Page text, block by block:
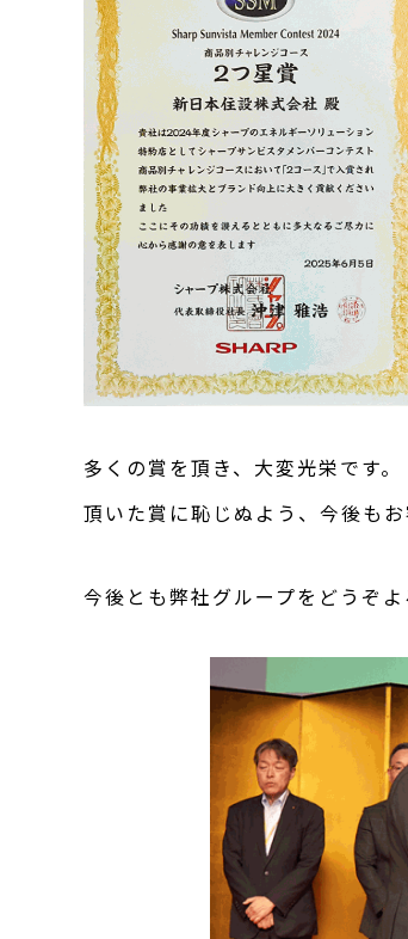
多くの賞を頂き、大変光栄です。
頂いた賞に恥じぬよう、今後も
今後とも弊社グループをどうぞ